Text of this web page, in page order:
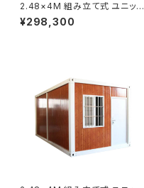
2.48×4M 組み立て式 ユニット
ハウス 迷彩 カモ 3坪 9.9㎡ ス
ーパーコンテナ プレハブ 仮設
¥298,300